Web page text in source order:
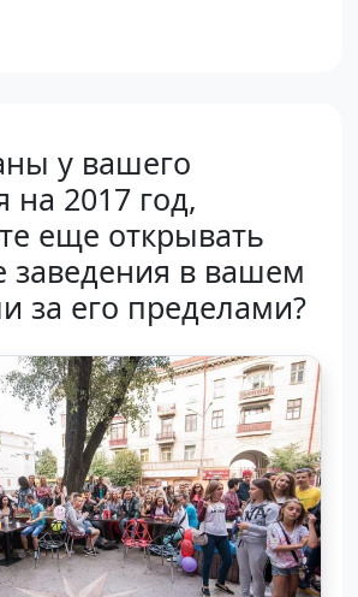
у вашего
на 2017 год,
еще открывать
заведения в вашем
за его пределами?